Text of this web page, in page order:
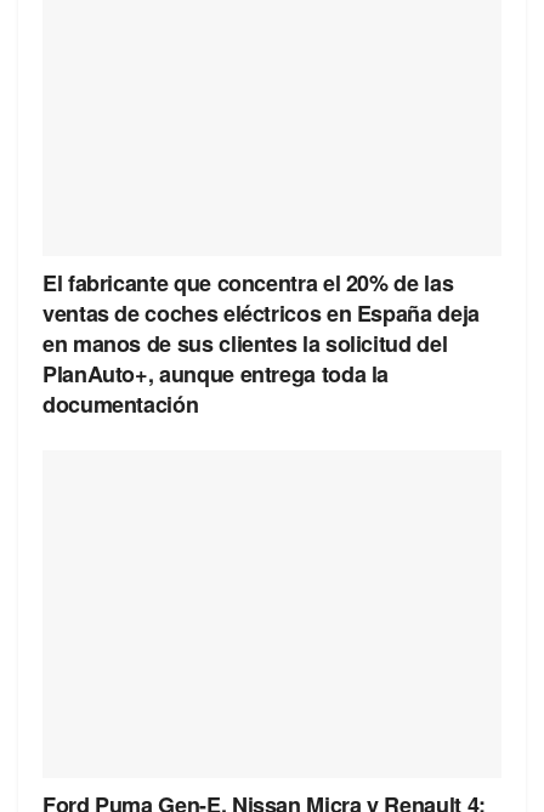
El fabricante que concentra el 20% de las
ventas de coches eléctricos en España deja
en manos de sus clientes la solicitud del
PlanAuto+, aunque entrega toda la
documentación
Ford Puma Gen-E, Nissan Micra y Renault 4: